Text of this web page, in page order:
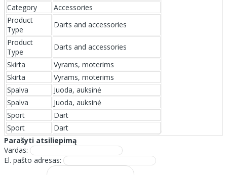
Category
Accessories
Product
Type
Darts and accessories
Product
Type
Darts and accessories
Skirta
Vyrams, moterims
Skirta
Vyrams, moterims
Spalva
Juoda, auksinė
Spalva
Juoda, auksinė
Sport
Dart
Sport
Dart
Parašyti atsiliepimą
Vardas:
El. pašto adresas: